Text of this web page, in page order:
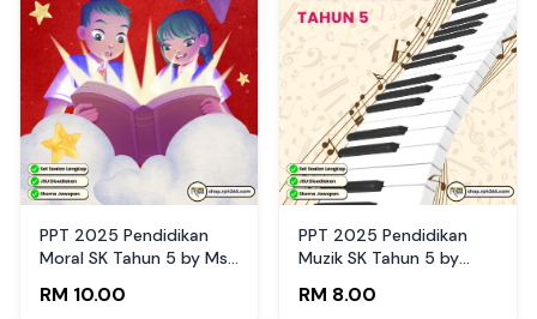
PPT 2025 Pendidikan
Moral SK Tahun 5 by Ms
RM 10.00
PPT 2025 Pendidikan
Muzik SK Tahun 5 by
RM 8.00